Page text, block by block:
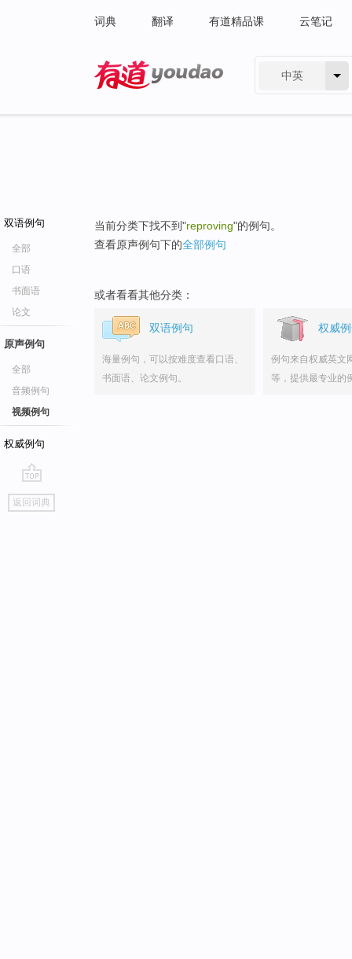
词典 翻译 有道精品课 云笔记
中英
双语例句
全部
口语
书面语
论文
原声例句
全部
音频例句
视频例句
权威例句
go
top
返回词典
当前分类下找不到"reproving"的例句。
查看原声例句下的全部例句
或者看看其他分类：
双语例句
海量例句，可以按难度查看口语、
书面语、论文例句。
权威
例句来自权威英文
等，提供最专业的